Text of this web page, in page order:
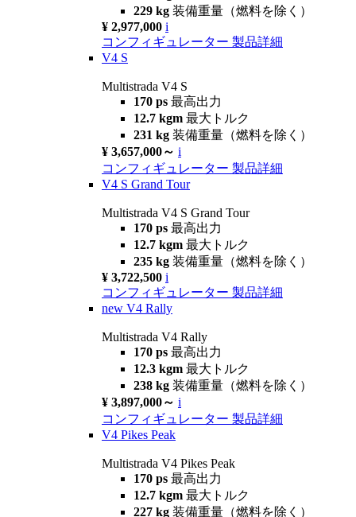
229 kg 装備重量（燃料を除く）
¥ 2,977,000 i
コンフィギュレーター 製品詳細
V4 S
Multistrada V4 S
170 ps 最高出力
12.7 kgm 最大トルク
231 kg 装備重量（燃料を除く）
¥ 3,657,000～ i
コンフィギュレーター 製品詳細
V4 S Grand Tour
Multistrada V4 S Grand Tour
170 ps 最高出力
12.7 kgm 最大トルク
235 kg 装備重量（燃料を除く）
¥ 3,722,500 i
コンフィギュレーター 製品詳細
new V4 Rally
Multistrada V4 Rally
170 ps 最高出力
12.3 kgm 最大トルク
238 kg 装備重量（燃料を除く）
¥ 3,897,000～ i
コンフィギュレーター 製品詳細
V4 Pikes Peak
Multistrada V4 Pikes Peak
170 ps 最高出力
12.7 kgm 最大トルク
227 kg 装備重量（燃料を除く）